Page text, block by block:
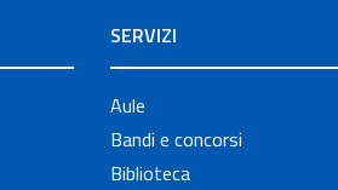
SERVIZI
Aule
Bandi e concorsi
Biblioteca